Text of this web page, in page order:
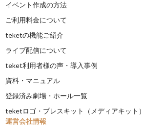
イベント作成の方法
ご利用料金について
teketの機能ご紹介
ライブ配信について
teket利用者様の声・導入事例
資料・マニュアル
登録済み劇場・ホール一覧
teketロゴ・プレスキット（メディアキット）
運営会社情報